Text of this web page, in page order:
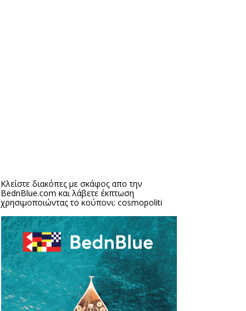
Κλείστε διακόπες με σκάφος απο την
BednBlue.com και λάβετε έκπτωση
χρησιμοποιώντας το κούπονι: cosmopoliti